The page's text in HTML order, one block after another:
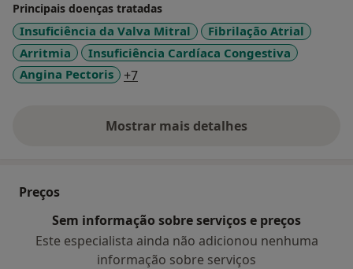
Principais doenças tratadas
Insuficiência da Valva Mitral
Fibrilação Atrial
Arritmia
Insuficiência Cardíaca Congestiva
Angina Pectoris
+7a11y_sr_more_diseases
Mostrar mais detalhes
sobre a experiência
Preços
Sem informação sobre serviços e preços
Este especialista ainda não adicionou nenhuma
informação sobre serviços